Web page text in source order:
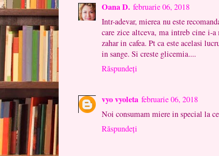
Oana D. februarie 06, 2018
Intr-adevar, mierea nu este
care zice altceva, ma intreb cine i-
zahar in cafea. Pt ca este acelasi
in sange. Si creste glicemia....
Răspundeți
vyo vyoleta februarie 06, 2018
Noi consumam miere in special la
Răspundeți